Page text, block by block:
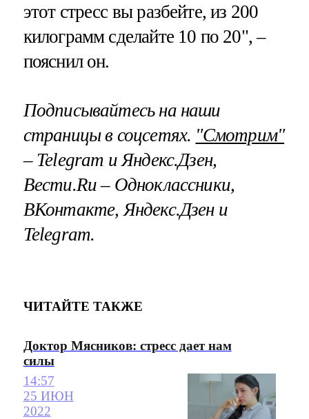
этот стресс вы разбейте, из 200
килограмм сделайте 10 по 20", –
пояснил он.
Подписывайтесь на наши
страницы в соцсетях. "Смотрим"
– Telegram и Яндекс.Дзен,
Вести.Ru – Одноклассники,
ВКонтакте, Яндекс.Дзен и
Telegram.
ЧИТАЙТЕ ТАКЖЕ
Доктор Мясников: стресс дает нам
силы
14:57
25 ИЮН
2022